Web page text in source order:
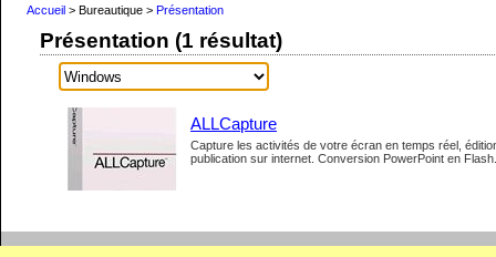
Accueil > Bureautique > Présentation
Présentation (1 résultat)
ALLCapture
Capture les activités de votre écran en temps réel,
publication sur internet. Conversion PowerPoint en Flash.